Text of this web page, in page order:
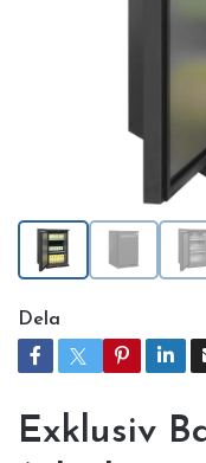
Dela
Exklusiv